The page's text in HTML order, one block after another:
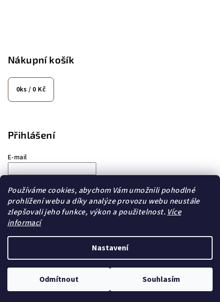
Používáme cookies, abychom Vám umožnili pohodlné
prohlížení webu a díky analýze provozu webu neustále
zlepšovali jeho funkce, výkon a použitelnost. Více
informací
Nastavení
Odmítnout Souhlasím
Nákupní košík
0ks / 0 Kč
Přihlášení
E-mail
Přihlásit se
Nová registrace
. Všechna práva vyhrazena.
Vytvořil Shoptet